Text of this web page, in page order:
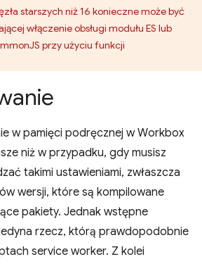
starszych niż 16 konieczne może być
włączenie obsługi modułu ES lub
przy użyciu funkcji
w pamięci podręcznej w Workbox
niż w przypadku, gdy musisz
takimi ustawieniami, zwłaszcza
wersji, które są kompilowane
pakiety. Jednak wstępne
rzecz, którą prawdopodobnie
service worker. Z kolei